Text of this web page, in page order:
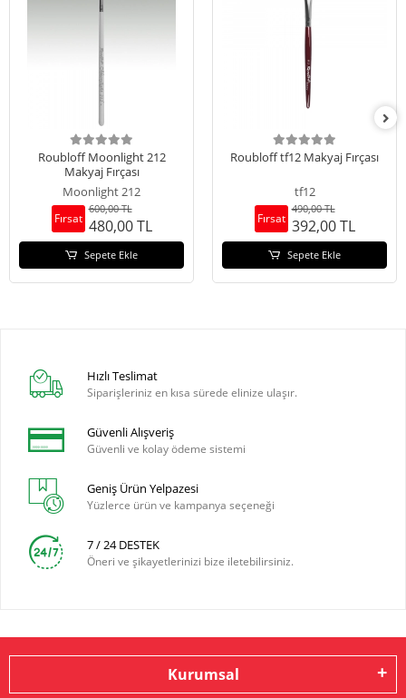
Roubloff Moonlight 212
Makyaj Fırçası
Moonlight 212
Fırsat
600,00 TL
480,00 TL
Sepete Ekle
Roubloff tf12 Makyaj Fırçası
tf12
Fırsat
490,00 TL
392,00 TL
Sepete Ekle
Hızlı Teslimat
Siparişleriniz en kısa sürede elinize ulaşır.
Güvenli Alışveriş
Güvenli ve kolay ödeme sistemi
Geniş Ürün Yelpazesi
Yüzlerce ürün ve kampanya seçeneği
7 / 24 DESTEK
Öneri ve şikayetlerinizi bize iletebilirsiniz.
Kurumsal